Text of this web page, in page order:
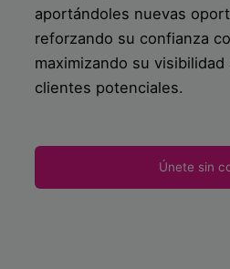
aportándoles nuevas
reforzando su confianza
maximizando su
clientes potenciales.
Únete sin